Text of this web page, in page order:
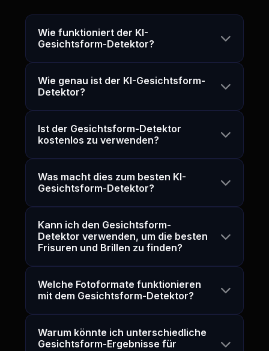
Wie funktioniert der KI-
Gesichtsform-Detektor?
Wie genau ist der KI-Gesichtsform-
Detektor?
Ist der Gesichtsform-Detektor
kostenlos zu verwenden?
Was macht dies zum besten KI-
Gesichtsform-Detektor?
Kann ich den Gesichtsform-
Detektor verwenden, um die besten
Frisuren und Brillen zu finden?
Welche Fotoformate funktionieren
mit dem Gesichtsform-Detektor?
Warum könnte ich unterschiedliche
Gesichtsform-Ergebnisse für